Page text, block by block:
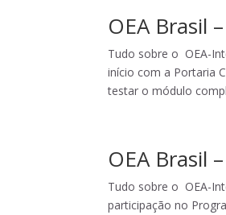
OEA Brasil
Tudo sobre o OEA-
início com a Portaria
testar o módulo
OEA Brasil
Tudo sobre o OEA-
participação no